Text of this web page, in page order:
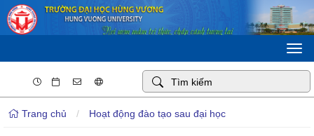
Trang chủ / Hoạt động đào tạo sau đại học